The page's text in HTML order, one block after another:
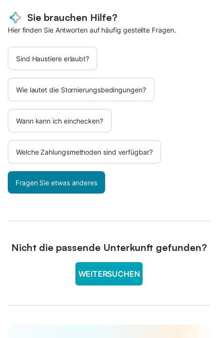
Sie brauchen Hilfe?
Hier finden Sie Antworten auf häufig gestellte Fragen.
Sind Haustiere erlaubt?
Wie lautet die Stornierungsbedingungen?
Wann kann ich einchecken?
Welche Zahlungsmethoden sind verfügbar?
Fragen Sie etwas anderes
Nicht die passende Unterkunft gefunden?
WEITERSUCHEN